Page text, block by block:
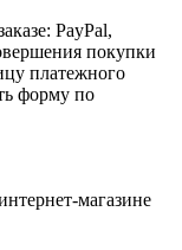
PayPal,
покупки
платежного
форму по
магазине